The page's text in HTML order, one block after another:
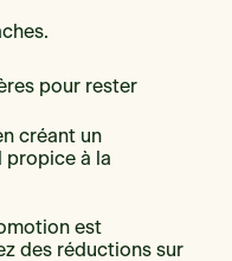
pour rester
créant un
propice à la
est
des réductions sur